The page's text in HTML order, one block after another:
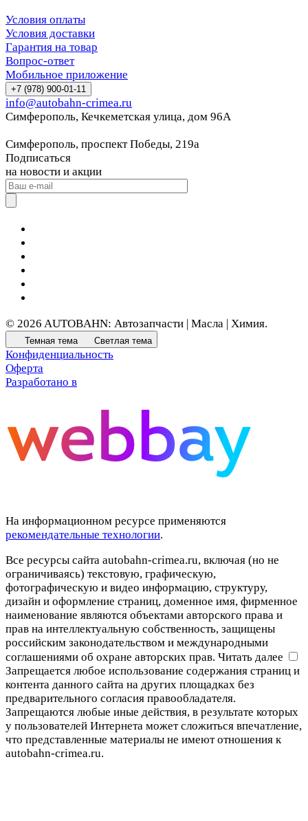
Условия оплаты
Условия доставки
Гарантия на товар
Вопрос-ответ
Мобильное приложение
+7 (978) 900-01-11
info@autobahn-crimea.ru
Симферополь, Кечкеметская улица, дом 96А
Симферополь, проспект Победы, 219а
Подписаться
на новости и акции
© 2026 AUTOBAHN: Автозапчасти | Масла | Химия.
Темная тема Светлая тема
Конфиденциальность
Оферта
Разработано в
На информационном ресурсе применяются
рекомендательные технологии.
Все ресурсы сайта autobahn-crimea.ru, включая (но не
ограничиваясь) текстовую, графическую,
фотографическую и видео информацию, структуру,
дизайн и оформление страниц, доменное имя, фирменное
наименование являются объектами авторского права и
прав на интеллектуальную собственность, защищены
российским законодательством и международными
соглашениями об охране авторских прав. Читать далее
Запрещается любое использование содержания страниц и
контента данного сайта на других площадках без
предварительного согласия правообладателя.
Запрещаются любые иные действия, в результате которых
у пользователей Интернета может сложиться впечатление,
что представленные материалы не имеют отношения к
autobahn-crimea.ru.